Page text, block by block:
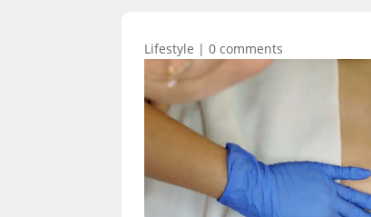
Lifestyle |0 comments